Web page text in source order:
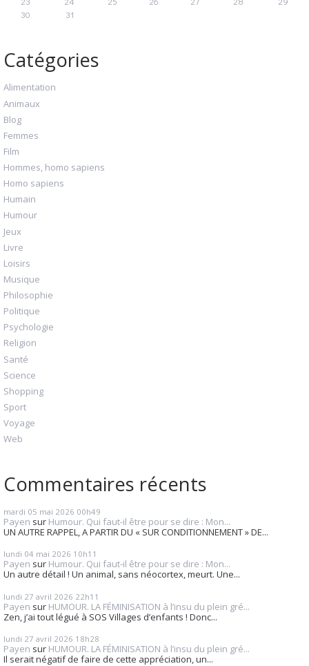
30
31
Catégories
Alimentation
Animaux
Blog
Femmes
Film
Hommes, homo sapiens
Homo sapiens
Humain
Humour
Jeux
Livre
Loisirs
Musique
Philosophie
Politique
Psychologie
Religion
Santé
Science
Shopping
Sport
Voyage
Web
Commentaires récents
mardi 05 mai 2026 00h49
Payen sur Humour. Qui faut-il être pour se dire : Mon...
UN AUTRE RAPPEL, A PARTIR DU « SUR CONDITIONNEMENT » DE...
lundi 04 mai 2026 10h11
Payen sur Humour. Qui faut-il être pour se dire : Mon...
Un autre détail ! Un animal, sans néocortex, meurt. Une...
lundi 27 avril 2026 22h11
Payen sur HUMOUR. LA FÉMINISATION à l’insu du plein gré...
Zen, j’ai tout légué à SOS Villages d’enfants ! Donc...
lundi 27 avril 2026 18h28
Payen sur HUMOUR. LA FÉMINISATION à l’insu du plein gré...
Il serait négatif de faire de cette appréciation, un...